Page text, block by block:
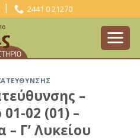
| 2441 0 21270
–
02 (01) –
– Γ’ Λυκείου